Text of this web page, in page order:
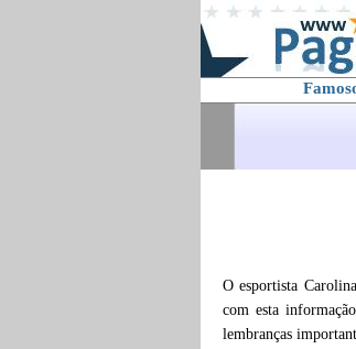
O esportista
com esta
lembranças